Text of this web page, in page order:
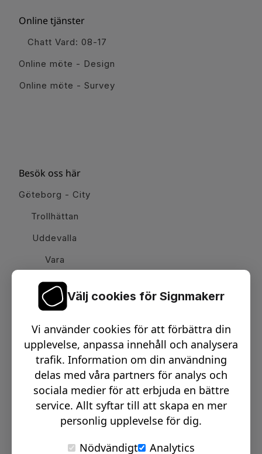
Online tjänster
Chatt Vard: 08-17
Online möte - Design
Online möte - Survey
Besök oss här
Göteborg - City
Trollhättan
Uddevalla
Vara
Email:info@signmakerr.se
PSST, HÄNG MED PÅ VÅR RESA!
Välj cookies för Signmakerr
Vi använder cookies för att förbättra din
upplevelse, anpassa innehåll och analysera
trafik. Information om din användning
delas med våra partners för analys och
sociala medier för att erbjuda en bättre
service. Allt syftar till att skapa en mer
personlig upplevelse för dig.
Nödvändigt
Analytics